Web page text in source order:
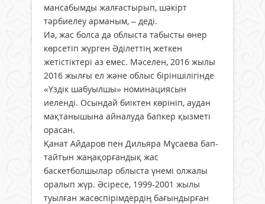
мансабымды жалғастырып, шәкірт
тәрбиелеу арманым, – деді.
Иә, жас болса да облыста табысты өнер
көрсетіп жүрген Әділеттің жеткен
жетістіктері аз емес. Мәселен, 2016 жылы
2016 жылғы ел және облыс біріншілігінде
«Үздік шабуылшы» номинациясын
иеленді. Осындай биіктен көрініп, аудан
мақтанышына айналуда бапкер қызметі
орасан.
Қанат Айдаров пен Дильяра Мұсаева бап­
тайтын жаңақорғандық жас
баскетболшылар облыста үнемі олжалы
оралып жүр. Әсіресе, 1999-2001 жылы
туылған жасөспірімдердің бағындырған